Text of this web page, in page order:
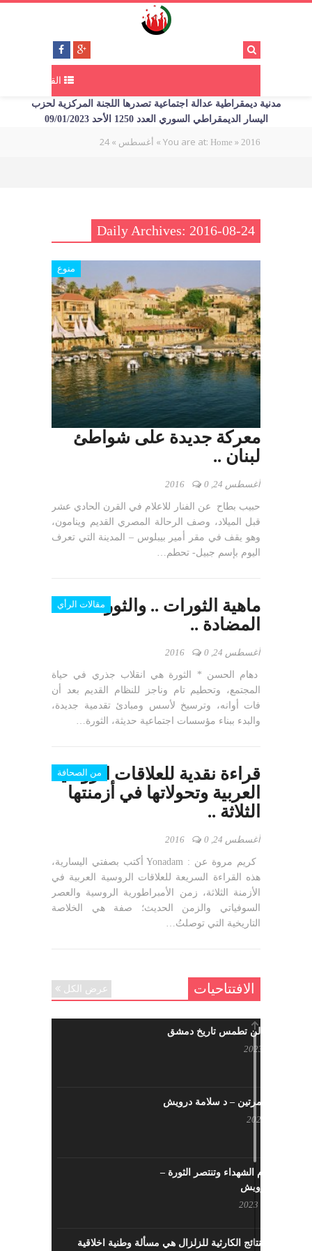
القائمة
مدنية ديمقراطية عدالة اجتماعية تصدرها اللجنة المركزية لحزب
اليسار الديمقراطي السوري العدد 1250 الأحد 09/01/2023
You are at: Home » 2016
» أغسطس »
24
Daily Archives: 2016-08-24
منوع
معركة جديدة على شواطئ
لبنان ..
أغسطس 24, 2016 0
حبيب بطاح عن الفنار للاعلام في القرن الحادي عشر
قبل الميلاد، وصف الرحالة المصري القديم وينامون،
وهو يقف في مقر أمير بيبلوس – المدينة التي تعرف
اليوم بإسم جبيل- تحطم…
مقالات الرأيماهية الثورات .. والثورة
المضادة ..
أغسطس 24, 2016 0
دهام الحسن * الثورة هي انقلاب جذري في حياة
المجتمع، وتحطيم تام وناجز للنظام القديم بعد أن
فات أوانه، وترسيخ لأسس ومبادئ تقدمية جديدة،
والبدء ببناء مؤسسات اجتماعية حديثة، الثورة…
من الصحافة
قراءة نقدية للعلاقات الروسية
العربية وتحولاتها في أزمنتها
الثلاثة ..
أغسطس 24, 2016 0
كريم مروة عن : Yonadam أكتب بصفتي اليسارية،
هذه القراءة السريعة للعلاقات الروسية العربية في
الأزمنة الثلاثة، زمن الأمبراطورية الروسية والعصر
السوفياتي والزمن الحديث؛ صفة هي الخلاصة
التاريخية التي توصلتُ…
الافتتاحيات عرض الكل
حرائقكم لن تطمس تاريخ دمشق
لا تقتلونا مرتين – د سلامة درويش
سيزهر دم الشهداء وتنتصر الثورة –
سلامة درويش
معالجة النتائج الكارثية للزلزال هي مسألة وطنية اخلاقية